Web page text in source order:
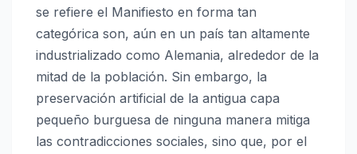
se refiere el Manifiesto en forma tan
categórica son, aún en un país tan altamente
industrializado como Alemania, alrededor de la
mitad de la población. Sin embargo, la
preservación artificial de la antigua capa
pequeño burguesa de ninguna manera mitiga
las contradicciones sociales, sino que, por el